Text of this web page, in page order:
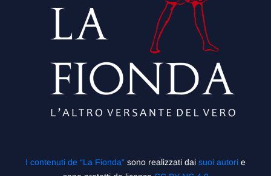
I contenuti de “La Fionda” sono realizzati dai suoi autori e